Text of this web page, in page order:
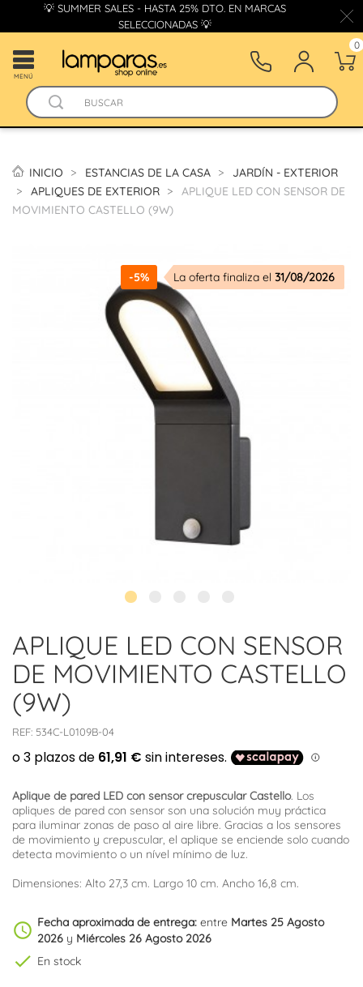
💡 SUMMER SALES - HASTA 25% DTO. EN MARCAS
SELECCIONADAS 💡
MENÚ
0
INICIO ESTANCIAS DE LA CASA
JARDÍN - EXTERIOR
APLIQUES DE EXTERIOR
APLIQUE LED CON SENSOR DE
MOVIMIENTO CASTELLO (9W)
-5% La oferta finaliza el 31/08/2026
APLIQUE LED CON SENSOR
DE MOVIMIENTO CASTELLO
(9W)
REF: 534C-L0109B-04
Aplique de pared LED con sensor crepuscular Castello. Los
apliques de pared con sensor son una solución muy práctica
para iluminar zonas de paso al aire libre. Gracias a los sensores
de movimiento y crepuscular, el aplique se enciende solo cuando
detecta movimiento o un nível mínimo de luz.
Dimensiones: Alto 27,3 cm. Largo 10 cm. Ancho 16,8 cm.
schedule Fecha aproximada de entrega: entre Martes 25 Agosto
2026 y Miércoles 26 Agosto 2026
check En stock